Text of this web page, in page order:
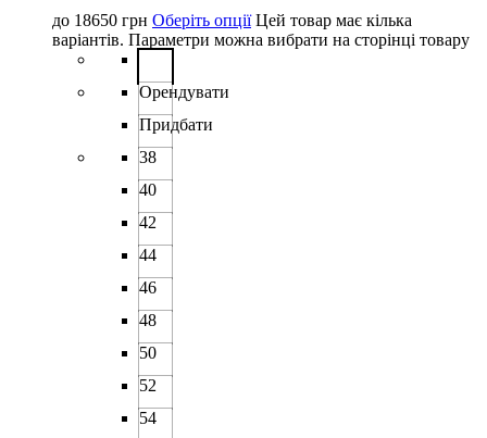
до 18650 грн Оберіть опції Цей товар має кілька
варіантів. Параметри можна вибрати на сторінці товару
Орендувати
Придбати
38
40
42
44
46
48
50
52
54